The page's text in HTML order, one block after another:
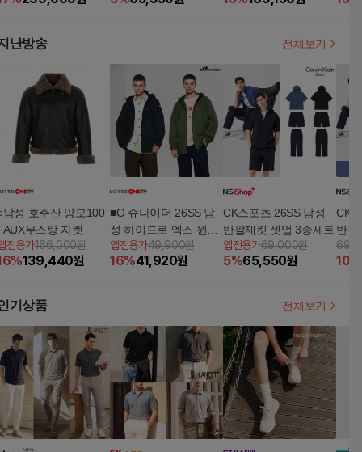
난방송 전체보기
남성 호주산 양모100
무스탕 자켓
전용가166,000원
%139,440원
■O 슈나이더 26SS 남
성 하이드로 엑스 윈드
자켓 1종(S601M)
앱전용가49,900원
16%41,920원
CK스포츠 26SS 남성
반팔재킷 셋업 3종세트
앱전용가69,000원
5%65,550원
CK
반팔
10
기상품 전체보기